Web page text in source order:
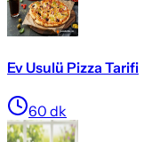
Ev Usulü Pizza Tarifi
60 dk